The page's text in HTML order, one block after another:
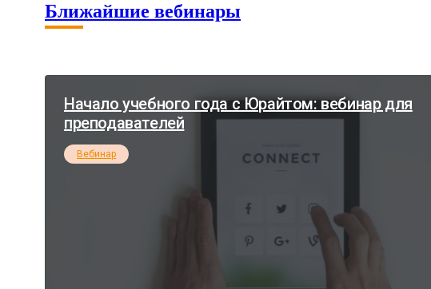
Ближайшие вебинары
Начало учебного года с Юрайтом: вебинар для
преподавателей
Вебинар